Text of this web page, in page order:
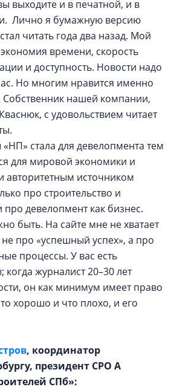
выходите и в печатной, и в
Лично я бумажную версию
читать года два назад. Мой
времени, скорость
и доступность. Новости надо
Но многим нравится именно
нашей компании,
с удовольствием читает
стала для девелопмента тем
для мировой экономики и
авторитетным источником
про строительство и
девелопмент как бизнес.
быть. На сайте мне не хватает
про «успешный успех», а про
процессы. У вас есть
журналист 20–30 лет
он как минимум имеет право
хорошо и что плохо, и его
, координатор
президент СРО А
СПб»: